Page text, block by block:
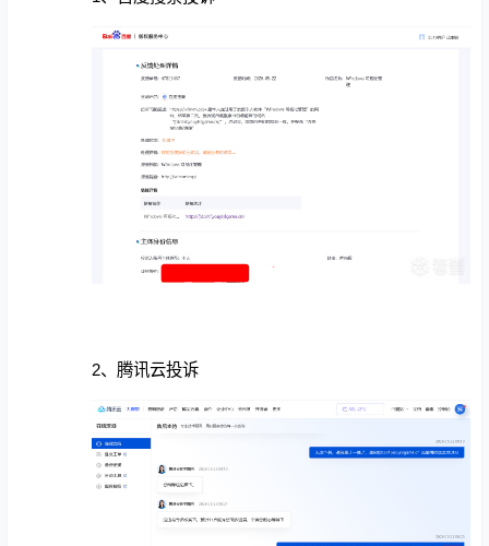
2、腾讯云投诉